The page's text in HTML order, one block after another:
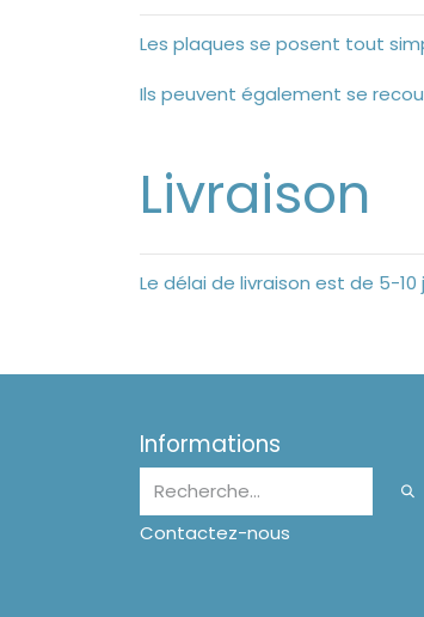
Les plaques se posent tout
Ils peuvent également se
Livraison
Le délai de livraison est de 5-
Informations
Contactez-nous